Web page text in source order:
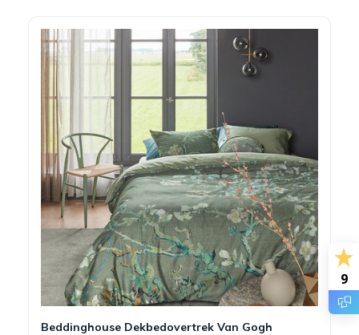
Beddinghouse Dekbedovertrek Van Gogh
9